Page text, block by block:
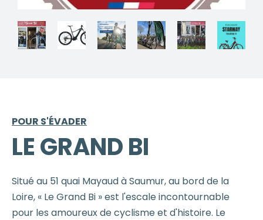
POUR S'ÉVADER
LE GRAND BI
Situé au 51 quai Mayaud à Saumur, au bord de la
Loire, « Le Grand Bi » est l'escale incontournable
pour les amoureux de cyclisme et d'histoire. Le